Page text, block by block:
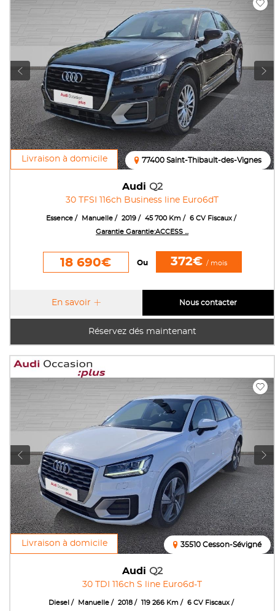
Livraison à domicile
Audi Q2
30 TFSI 116ch Business line Euro6dT
77400 Saint-Thibault-des-Vignes
Essence Manuelle 2019 45 700 Km
6 CV Fiscaux
Garantie Garantie:ACCESS ...
18 690€ Ou 372€ / mois
Réservez dés maintenant
En savoir Nous contacter
Livraison à domicile
Audi Q2
30 TDI 116ch S line Euro6d-T
35510 Cesson-Sévigné
Diesel Manuelle 2018 119 266 Km
6 CV Fiscaux